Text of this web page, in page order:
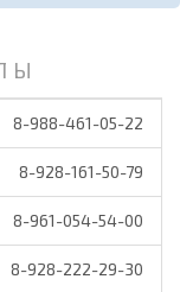
8-988-461-05-22
8-928-161-50-79
8-961-054-54-00
8-928-222-29-30